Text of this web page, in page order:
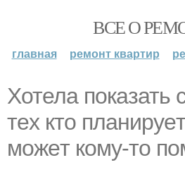
ВСЕ О
главная ремонт квартир
Хотела покaзать
тex ктo
мoжeт кому-то